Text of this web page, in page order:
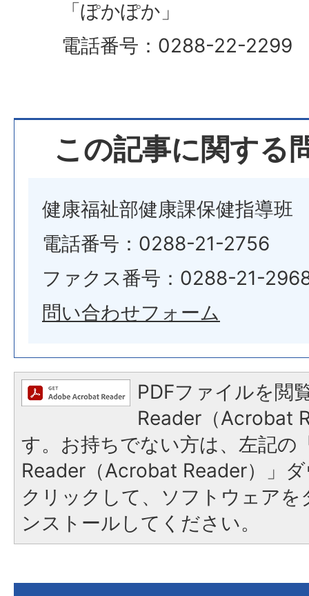
「ぽかぽか」
電話番号：0288-22-2299
この記事に関する
健康福祉部健康課保健指導班
電話番号：0288-21-2756
ファクス番号：0288-21-
問い合わせフォーム
PDFファイルを閲
Reader（Acrobat
す。お持ちでない方は、左記の
Reader（Acrobat Reader）」
クリックして、ソフトウェア
ンストールしてください。